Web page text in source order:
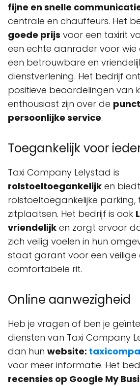
fijne en snelle
centrale en chauffeurs. Het
goede prijs voor een taxirit
een echte aanrader voor wie
een betrouwbare en
dienstverlening. Het bedrijf
positieve beoordelingen van
enthousiast zijn over de
persoonlijke service.
Toegankelijk voor
Taxi Company Lelystad is
rolstoeltoegankelijk en biedt
rolstoeltoegankelijke parking,
zitplaatsen. Het bedrijf is ook
vriendelijk en zorgt ervoor
zich veilig voelen in hun
staat garant voor een veilige
comfortabele rit.
Online aanwezigheid
Heb je vragen of ben je
diensten van Taxi Company
dan hun website:
voor meer informatie. Het
recensies op Google My